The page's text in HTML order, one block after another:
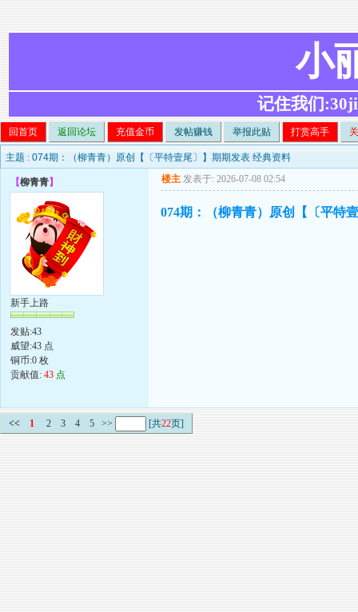
小
记住我们
回首页 返回论坛 充值金币 发帖赚钱 举报此贴 打赏高手
主题 : 074期：（柳青青）原创【〔平特壹尾〕】期期发表 经典资料
【柳青青】
新手上路
发贴:43
威望:43 点
铜币:0 枚
贡献值: 43 点
楼主 发表于: 2026-07-08 02:54
074期：（柳青青）原创【〔平特
<< 1 2 3 4 5 >> [共22页]